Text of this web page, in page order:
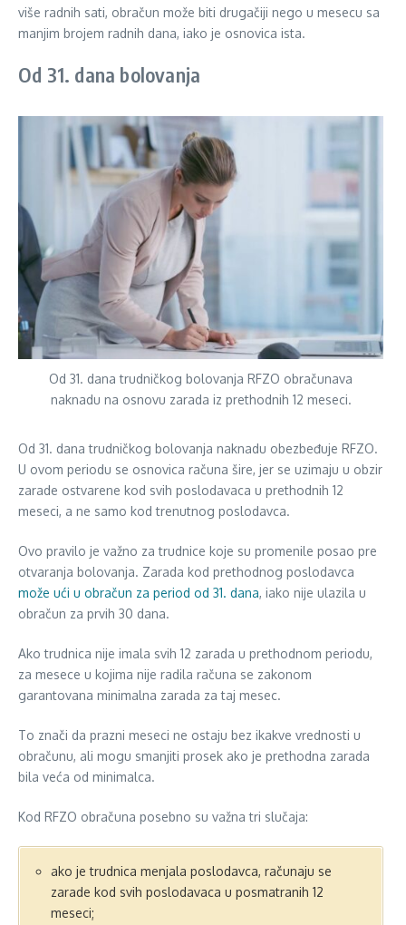
više radnih sati, obračun može biti drugačiji nego u mesecu sa
manjim brojem radnih dana, iako je osnovica ista.
Od 31. dana bolovanja
Od 31. dana trudničkog bolovanja RFZO obračunava
naknadu na osnovu zarada iz prethodnih 12 meseci.
Od 31. dana trudničkog bolovanja naknadu obezbeđuje RFZO.
U ovom periodu se osnovica računa šire, jer se uzimaju u obzir
zarade ostvarene kod svih poslodavaca u prethodnih 12
meseci, a ne samo kod trenutnog poslodavca.
Ovo pravilo je važno za trudnice koje su promenile posao pre
otvaranja bolovanja. Zarada kod prethodnog poslodavca
može ući u obračun za period od 31. dana, iako nije ulazila u
obračun za prvih 30 dana.
Ako trudnica nije imala svih 12 zarada u prethodnom periodu,
za mesece u kojima nije radila računa se zakonom
garantovana minimalna zarada za taj mesec.
To znači da prazni meseci ne ostaju bez ikakve vrednosti u
obračunu, ali mogu smanjiti prosek ako je prethodna zarada
bila veća od minimalca.
Kod RFZO obračuna posebno su važna tri slučaja:
ako je trudnica menjala poslodavca, računaju se
zarade kod svih poslodavaca u posmatranih 12
meseci;